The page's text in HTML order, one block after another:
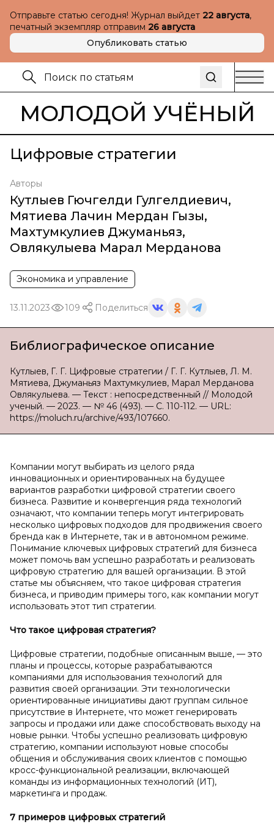
Отправьте статью сегодня! Журнал выйдет 22 августа,
печатный экземпляр отправим 26 августа
Опубликовать статью
МОЛОДОЙ УЧЁНЫЙ
Цифровые стратегии
Авторы
Кутлыев Гючгелди Гулгелдиевич,
Мятиева Лачин Мердан Гызы,
Махтумкулиев Джуманьяз,
Овлякулыева Марал Мерданова
Экономика и управление
13.11.2023 109 Поделиться
Библиографическое описание
Кутлыев, Г. Г. Цифровые стратегии / Г. Г. Кутлыев, Л. М.
Мятиева, Джуманьяз Махтумкулиев, Марал Мерданова
Овлякулыева. — Текст : непосредственный // Молодой
ученый. — 2023. — № 46 (493). — С. 110-112. — URL:
https://moluch.ru/archive/493/107660.
Компании могут выбирать из целого ряда
инновационных и ориентированных на будущее
вариантов разработки цифровой стратегии своего
бизнеса. Развитие и конвергенция ряда технологий
означают, что компании теперь могут интегрировать
несколько цифровых подходов для продвижения своего
бренда как в Интернете, так и в автономном режиме.
Понимание ключевых цифровых стратегий для бизнеса
может помочь вам успешно разработать и реализовать
цифровую стратегию для вашей организации. В этой
статье мы объясняем, что такое цифровая стратегия
бизнеса, и приводим примеры того, как компании могут
использовать этот тип стратегии.
Что такое цифровая стратегия?
Цифровые стратегии, подобные описанным выше, — это
планы и процессы, которые разрабатываются
компаниями для использования технологий для
развития своей организации. Эти технологически
ориентированные инициативы дают группам сильное
присутствие в Интернете, что может генерировать
запросы и продажи или даже способствовать выходу на
новые рынки. Чтобы успешно реализовать цифровую
стратегию, компании используют новые способы
общения и обслуживания своих клиентов с помощью
кросс-функциональной реализации, включающей
команды из информационных технологий (ИТ),
маркетинга и продаж.
7 примеров цифровых стратегий